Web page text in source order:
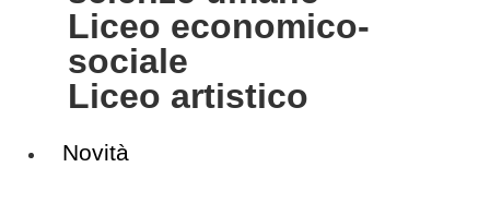
liceo economico-
sociale
liceo artistico
Novità